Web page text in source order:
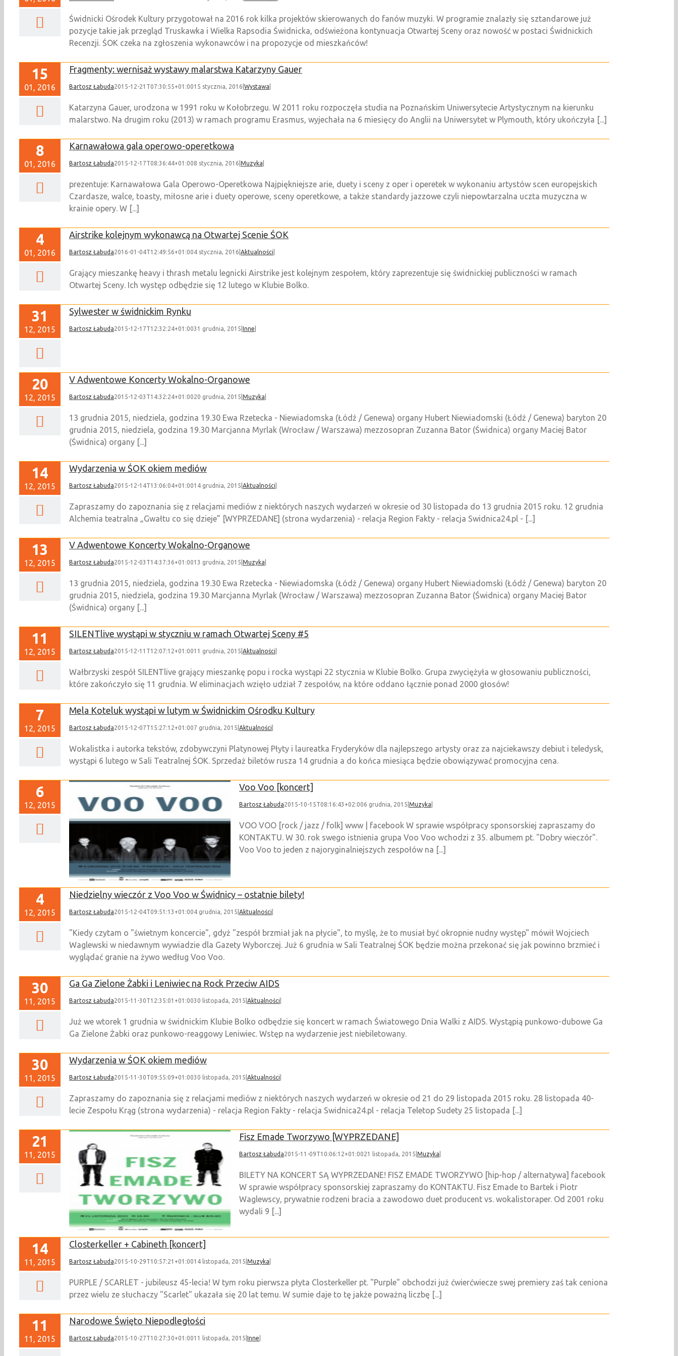
Świdnicki Ośrodek Kultury przygotował na 2016 rok kilka projektów skierowanych do fanów muzyki. W programie znalazły się sztandarowe już
pozycje takie jak przegląd Truskawka i Wielka Rapsodia Świdnicka, odświeżona kontynuacja Otwartej Sceny oraz nowość w postaci Świdnickich
Recenzji. ŚOK czeka na zgłoszenia wykonawców i na propozycje od mieszkańców!
15
01, 2016
Fragmenty: wernisaż wystawy malarstwa Katarzyny Gauer
Bartosz Łabuda2015-12-21T07:30:55+01:0015 stycznia, 2016 Wystawa
Katarzyna Gauer, urodzona w 1991 roku w Kołobrzegu. W 2011 roku rozpoczęła studia na Poznańskim Uniwersytecie Artystycznym na kierunku
malarstwo. Na drugim roku (2013) w ramach programu Erasmus, wyjechała na 6 miesięcy do Anglii na Uniwersytet w Plymouth, który ukończyła [...]
8
01, 2016
Karnawałowa gala operowo-operetkowa
Bartosz Łabuda2015-12-17T08:36:44+01:008 stycznia, 2016 Muzyka
prezentuje: Karnawałowa Gala Operowo-Operetkowa Najpiękniejsze arie, duety i sceny z oper i operetek w wykonaniu artystów scen europejskich
Czardasze, walce, toasty, miłosne arie i duety operowe, sceny operetkowe, a także standardy jazzowe czyli niepowtarzalna uczta muzyczna w
krainie opery. W [...]
4
01, 2016
Airstrike kolejnym wykonawcą na Otwartej Scenie ŚOK
Bartosz Łabuda2016-01-04T12:49:56+01:004 stycznia, 2016 Aktualności
Grający mieszankę heavy i thrash metalu legnicki Airstrike jest kolejnym zespołem, który zaprezentuje się świdnickiej publiczności w ramach
Otwartej Sceny. Ich występ odbędzie się 12 lutego w Klubie Bolko.
31
12, 2015
Sylwester w świdnickim Rynku
Bartosz Łabuda2015-12-17T12:32:24+01:0031 grudnia, 2015 Inne
20
12, 2015
V Adwentowe Koncerty Wokalno-Organowe
Bartosz Łabuda2015-12-03T14:32:24+01:0020 grudnia, 2015 Muzyka
13 grudnia 2015, niedziela, godzina 19.30 Ewa Rzetecka - Niewiadomska (Łódź / Genewa) organy Hubert Niewiadomski (Łódź / Genewa) baryton 20
grudnia 2015, niedziela, godzina 19.30 Marcjanna Myrlak (Wrocław / Warszawa) mezzosopran Zuzanna Bator (Świdnica) organy Maciej Bator
(Świdnica) organy [...]
14
12, 2015
Wydarzenia w ŚOK okiem mediów
Bartosz Łabuda2015-12-14T13:06:04+01:0014 grudnia, 2015 Aktualności
Zapraszamy do zapoznania się z relacjami mediów z niektórych naszych wydarzeń w okresie od 30 listopada do 13 grudnia 2015 roku. 12 grudnia
Alchemia teatralna „Gwałtu co się dzieje” [WYPRZEDANE] (strona wydarzenia) - relacja Region Fakty - relacja Swidnica24.pl - [...]
13
12, 2015
V Adwentowe Koncerty Wokalno-Organowe
Bartosz Łabuda2015-12-03T14:37:36+01:0013 grudnia, 2015 Muzyka
13 grudnia 2015, niedziela, godzina 19.30 Ewa Rzetecka - Niewiadomska (Łódź / Genewa) organy Hubert Niewiadomski (Łódź / Genewa) baryton 20
grudnia 2015, niedziela, godzina 19.30 Marcjanna Myrlak (Wrocław / Warszawa) mezzosopran Zuzanna Bator (Świdnica) organy Maciej Bator
(Świdnica) organy [...]
11
12, 2015
SILENTlive wystąpi w styczniu w ramach Otwartej Sceny #5
Bartosz Łabuda2015-12-11T12:07:12+01:0011 grudnia, 2015 Aktualności
Wałbrzyski zespół SILENTlive grający mieszankę popu i rocka wystąpi 22 stycznia w Klubie Bolko. Grupa zwyciężyła w głosowaniu publiczności,
które zakończyło się 11 grudnia. W eliminacjach wzięło udział 7 zespołów, na które oddano łącznie ponad 2000 głosów!
7
12, 2015
Mela Koteluk wystąpi w lutym w Świdnickim Ośrodku Kultury
Bartosz Łabuda2015-12-07T15:27:12+01:007 grudnia, 2015 Aktualności
Wokalistka i autorka tekstów, zdobywczyni Platynowej Płyty i laureatka Fryderyków dla najlepszego artysty oraz za najciekawszy debiut i teledysk,
wystąpi 6 lutego w Sali Teatralnej ŚOK. Sprzedaż biletów rusza 14 grudnia a do końca miesiąca będzie obowiązywać promocyjna cena.
6
12, 2015
Voo Voo [koncert]
Bartosz Łabuda2015-10-15T08:16:43+02:006 grudnia, 2015 Muzyka
VOO VOO [rock / jazz / folk] www | facebook W sprawie współpracy sponsorskiej zapraszamy do
KONTAKTU. W 30. rok swego istnienia grupa Voo Voo wchodzi z 35. albumem pt. "Dobry wieczór".
Voo Voo to jeden z najoryginalniejszych zespołów na [...]
4
12, 2015
Niedzielny wieczór z Voo Voo w Świdnicy – ostatnie bilety!
Bartosz Łabuda2015-12-04T09:51:13+01:004 grudnia, 2015 Aktualności
"Kiedy czytam o "świetnym koncercie", gdyż "zespół brzmiał jak na płycie", to myślę, że to musiał być okropnie nudny występ" mówił Wojciech
Waglewski w niedawnym wywiadzie dla Gazety Wyborczej. Już 6 grudnia w Sali Teatralnej ŚOK będzie można przekonać się jak powinno brzmieć i
wyglądać granie na żywo według Voo Voo.
30
11, 2015
Ga Ga Zielone Żabki i Leniwiec na Rock Przeciw AIDS
Bartosz Łabuda2015-11-30T12:35:01+01:0030 listopada, 2015 Aktualności
Już we wtorek 1 grudnia w świdnickim Klubie Bolko odbędzie się koncert w ramach Światowego Dnia Walki z AIDS. Wystąpią punkowo-dubowe Ga
Ga Zielone Żabki oraz punkowo-reaggowy Leniwiec. Wstęp na wydarzenie jest niebiletowany.
30
11, 2015
Wydarzenia w ŚOK okiem mediów
Bartosz Łabuda2015-11-30T09:55:09+01:0030 listopada, 2015 Aktualności
Zapraszamy do zapoznania się z relacjami mediów z niektórych naszych wydarzeń w okresie od 21 do 29 listopada 2015 roku. 28 listopada 40-
lecie Zespołu Krąg (strona wydarzenia) - relacja Region Fakty - relacja Swidnica24.pl - relacja Teletop Sudety 25 listopada [...]
21
11, 2015
Fisz Emade Tworzywo [WYPRZEDANE]
Bartosz Łabuda2015-11-09T10:06:12+01:0021 listopada, 2015 Muzyka
BILETY NA KONCERT SĄ WYPRZEDANE! FISZ EMADE TWORZYWO [hip-hop / alternatywa] facebook
W sprawie współpracy sponsorskiej zapraszamy do KONTAKTU. Fisz Emade to Bartek i Piotr
Waglewscy, prywatnie rodzeni bracia a zawodowo duet producent vs. wokalistoraper. Od 2001 roku
wydali 9 [...]
14
11, 2015
Closterkeller + Cabineth [koncert]
Bartosz Łabuda2015-10-29T10:57:21+01:0014 listopada, 2015 Muzyka
PURPLE / SCARLET - jubileusz 45-lecia! W tym roku pierwsza płyta Closterkeller pt. "Purple" obchodzi już ćwierćwiecze swej premiery zaś tak ceniona
przez wielu ze słuchaczy "Scarlet" ukazała się 20 lat temu. W sumie daje to tę jakże poważną liczbę [...]
11
11, 2015
Narodowe Święto Niepodległości
Bartosz Łabuda2015-10-27T10:27:30+01:0011 listopada, 2015 Inne